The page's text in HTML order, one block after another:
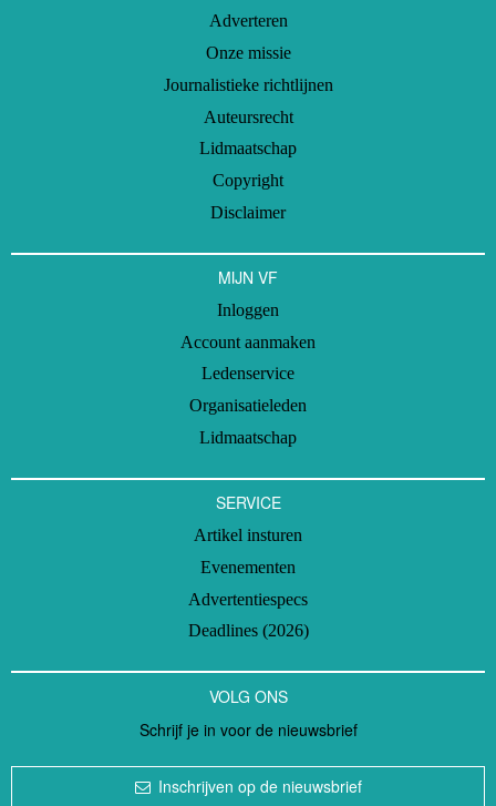
Adverteren
Onze missie
Journalistieke richtlijnen
Auteursrecht
Lidmaatschap
Copyright
Disclaimer
MIJN VF
Inloggen
Account aanmaken
Ledenservice
Organisatieleden
Lidmaatschap
SERVICE
Artikel insturen
Evenementen
Advertentiespecs
Deadlines (2026)
VOLG ONS
Schrijf je in voor de nieuwsbrief
Inschrijven op de nieuwsbrief